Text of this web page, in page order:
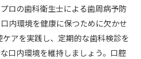
ロの歯科衛生士による歯周病予防
内環境を健康に保つために欠かせ
アを実践し、定期的な歯科検診を
口内環境を維持しましょう。口腔